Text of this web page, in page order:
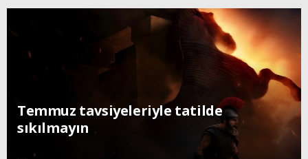
Temmuz tavsiyeleriyle tatilde
sıkılmayın